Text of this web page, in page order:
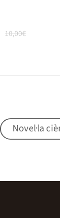
10,00€
Novel·la